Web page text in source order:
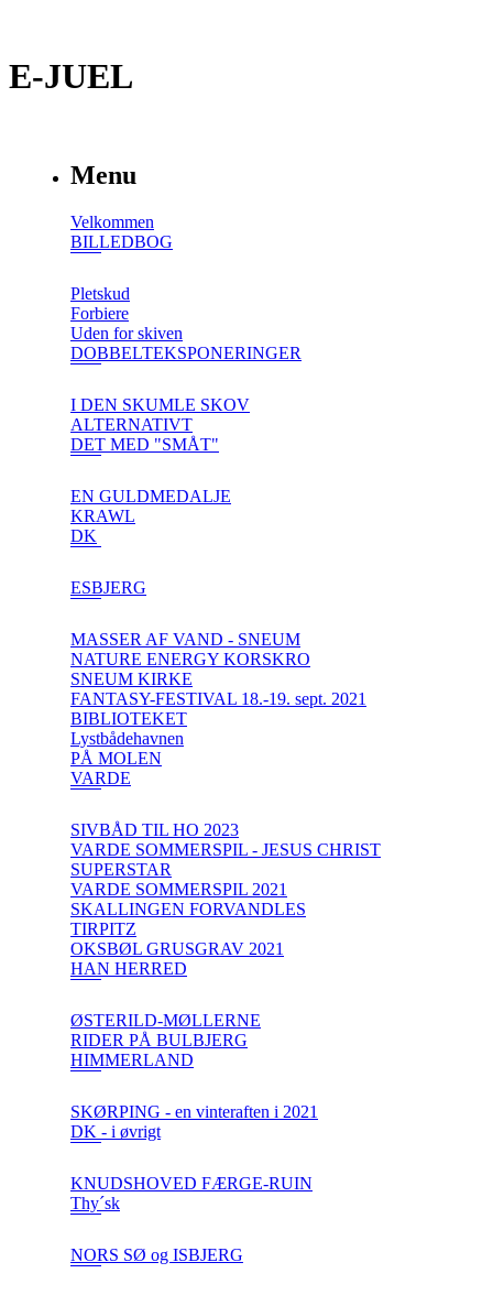
E-JUEL
Menu
Velkommen
BILLEDBOG
Pletskud
Forbiere
Uden for skiven
DOBBELTEKSPONERINGER
I DEN SKUMLE SKOV
ALTERNATIVT
DET MED "SMÅT"
EN GULDMEDALJE
KRAWL
DK
ESBJERG
MASSER AF VAND - SNEUM
NATURE ENERGY KORSKRO
SNEUM KIRKE
FANTASY-FESTIVAL 18.-19. sept. 2021
BIBLIOTEKET
Lystbådehavnen
PÅ MOLEN
VARDE
SIVBÅD TIL HO 2023
VARDE SOMMERSPIL - JESUS CHRIST
SUPERSTAR
VARDE SOMMERSPIL 2021
SKALLINGEN FORVANDLES
TIRPITZ
OKSBØL GRUSGRAV 2021
HAN HERRED
ØSTERILD-MØLLERNE
RIDER PÅ BULBJERG
HIMMERLAND
SKØRPING - en vinteraften i 2021
DK - i øvrigt
KNUDSHOVED FÆRGE-RUIN
Thy´sk
NORS SØ og ISBJERG